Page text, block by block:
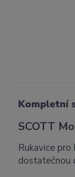
Kompletní
SCOTT
Rukavice
dostatečnou